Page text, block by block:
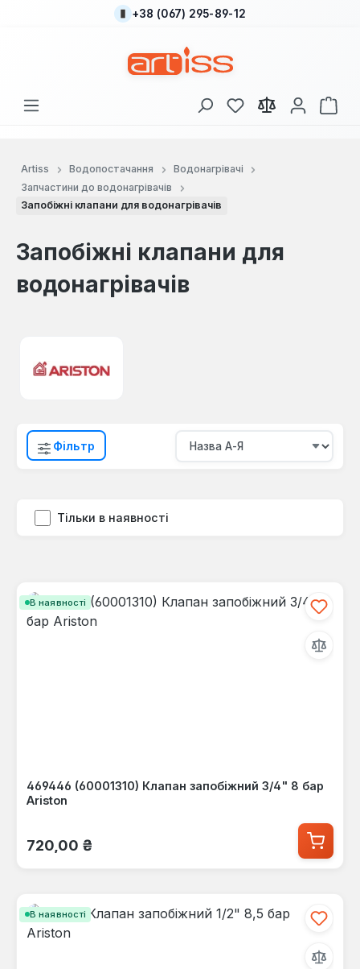
Перейти до основного вмісту
+38 (067) 295-89-12
У вас є 0 у списку
Artiss Водопостачання
Водонагрівачі
Запчастини до водонагрівачів
Запобіжні клапани для водонагрівачів
Запобіжні клапани для
водонагрівачів
Фільтр
Тільки в наявності
В наявності
469446 (60001310) Клапан запобіжний 3/4" 8 бар
Ariston
Звичайна ціна:
720,00 ₴
В наявності